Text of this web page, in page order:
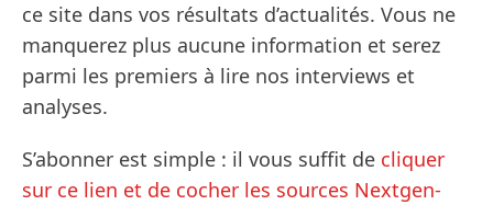
ce site dans vos résultats d’actualités. Vous ne
manquerez plus aucune information et serez
parmi les premiers à lire nos interviews et
analyses.
S’abonner est simple : il vous suffit de cliquer
sur ce lien et de cocher les sources Nextgen-